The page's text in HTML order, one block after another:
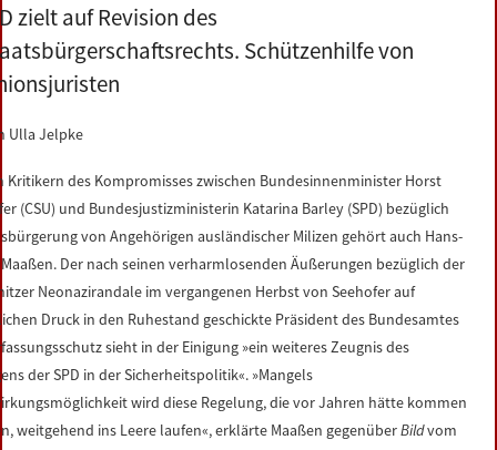
zielt auf Revision des
Schützenhilfe von
Ulla Jelpke
Kritikern des Kompromisses zwischen Bundesinnenminister Horst
(CSU) und Bundesjustizministerin Katarina Barley (SPD) bezüglich
von Angehörigen ausländischer Milizen gehört auch Hans-
Der nach seinen verharmlosenden Äußerungen bezüglich der
Neonazirandale im vergangenen Herbst von Seehofer auf
Druck in den Ruhestand geschickte Präsident des Bundesamtes
sieht in der Einigung »ein weiteres Zeugnis des
der SPD in der Sicherheitspolitik«. »Mangels
wird diese Regelung, die vor Jahren hätte kommen
weitgehend ins Leere laufen«, erklärte Maaßen gegenüberBildvom